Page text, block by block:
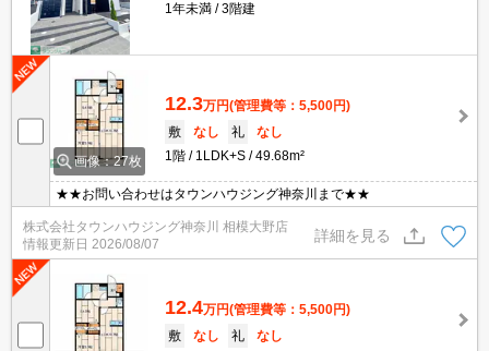
1年未満
3階建
画像：27枚
12.3万円(管理費等：5,500円)
敷
なし 礼
なし
1階
1LDK+S 49.68m²
★★お問い合わせはタウンハウジング神奈川まで★★
株式会社タウンハウジング神奈川 相模大野店
情報更新日 2026/08/07
詳細を見る
12.4万円(管理費等：5,500円)
敷
なし 礼
なし